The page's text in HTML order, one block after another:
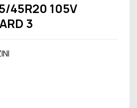
45R20 105V
3